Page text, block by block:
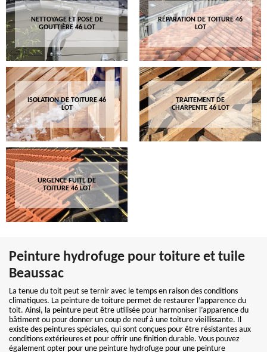
NETTOYAGE ET POSE DE
GOUTTIÈRE 46 LOT
RÉPARATION DE TOITURE 46
LOT
ISOLATION DE TOITURE 46
LOT
TRAITEMENT DE
CHARPENTE 46 LOT
URGENCE FUITE DE
TOITURE 46 LOT
Peinture hydrofuge pour toiture et tuile
Beaussac
La tenue du toit peut se ternir avec le temps en raison des conditions
climatiques. La peinture de toiture permet de restaurer l’apparence du
toit. Ainsi, la peinture peut être utilisée pour harmoniser l’apparence du
bâtiment ou pour donner un coup de neuf à une toiture vieillissante. Il
existe des peintures spéciales, qui sont conçues pour être résistantes aux
conditions extérieures et pour offrir une finition durable. Vous pouvez
également opter pour une peinture hydrofuge pour une peinture